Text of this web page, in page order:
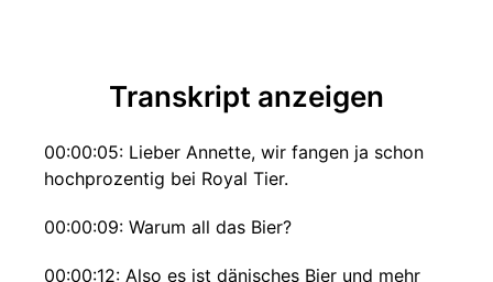
Transkript anzeigen
00:00:05: Lieber Annette, wir fangen ja schon
hochprozentig bei Royal Tier.
00:00:09: Warum all das Bier?
00:00:12: Also es ist dänisches Bier und mehr